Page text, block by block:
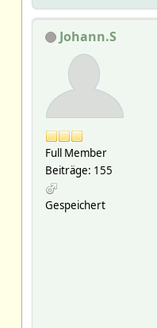
Johann.S
Full Member
Beiträge: 155
Gespeichert